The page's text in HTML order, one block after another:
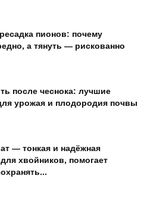
пионов: почему
а тянуть — рискованно
после чеснока: лучшие
урожая и плодородия почвы
— тонкая и надёжная
хвойников, помогает